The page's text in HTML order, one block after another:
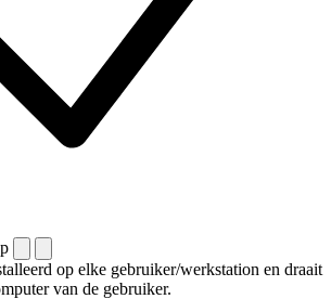
op elke gebruiker/werkstation en draait
van de gebruiker.